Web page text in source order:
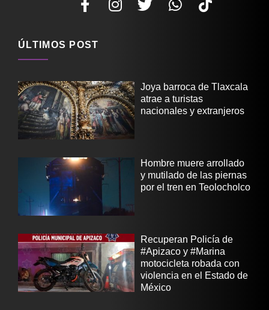
ÚLTIMOS POST
Joya barroca de Tlaxcala
atrae a turistas
nacionales y extranjeros
Hombre muere arrollado
y mutilado de las piernas
por el tren en Teolocholco
Recuperan Policía de
#Apizaco y #Marina
motocicleta robada con
violencia en el Estado de
México